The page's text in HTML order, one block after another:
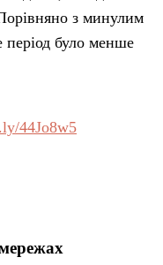
з минулим
період було менше
44Jo8w5